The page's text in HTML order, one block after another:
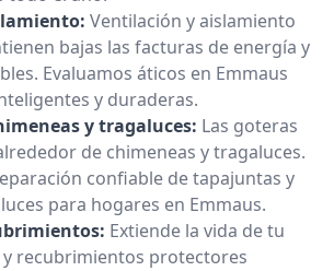
Ventilación y aislamiento
bajas las facturas de energía y
Evaluamos áticos en Emmaus
y duraderas.
y tragaluces: Las goteras
de chimeneas y tragaluces.
confiable de tapajuntas y
para hogares en Emmaus.
Extiende la vida de tu
y recubrimientos protectores